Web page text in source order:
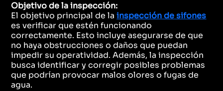
Objetivo de la inspección:
El objetivo principal de lainspección de sifones
es verificar que estén funcionando
correctamente. Esto incluye asegurarse de que
no haya obstrucciones o daños que puedan
impedir su operatividad. Además, la inspección
busca identificar y corregir posibles problemas
que podrían provocar malos olores o fugas de
agua.